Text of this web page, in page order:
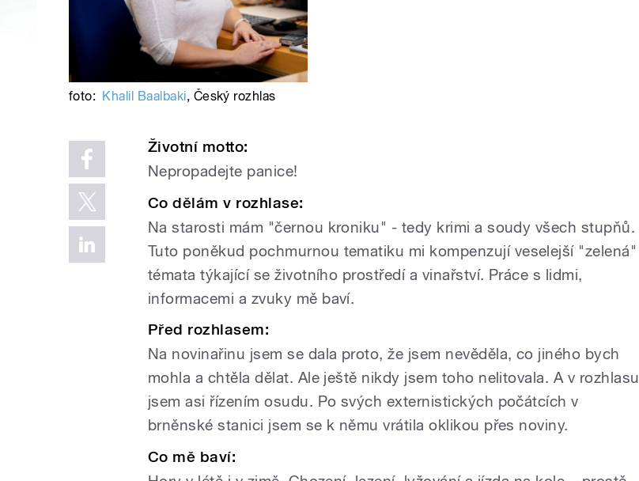
foto: Khalil Baalbaki, Český rozhlas
Životní motto:
Nepropadejte panice!
Co dělám v rozhlase:
Na starosti mám "černou kroniku" - tedy krimi a soudy všech stupňů.
Tuto poněkud pochmurnou tematiku mi kompenzují veselejší "zelená"
témata týkající se životního prostředí a vinařství. Práce s lidmi,
informacemi a zvuky mě baví.
Před rozhlasem:
Na novinařinu jsem se dala proto, že jsem nevěděla, co jiného bych
mohla a chtěla dělat. Ale ještě nikdy jsem toho nelitovala. A v rozhlasu
jsem asi řízením osudu. Po svých externistických počátcích v
brněnské stanici jsem se k němu vrátila oklikou přes noviny.
Co mě baví: